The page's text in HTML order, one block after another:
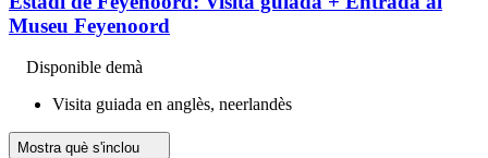
Museu Feyenoord
Disponible demà
Visita guiada en anglès, neerlandès
Mostra què s'inclou